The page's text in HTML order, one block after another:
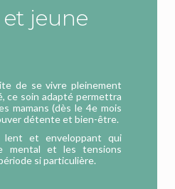
jeune
de se vivre pleinement
ce soin adapté permettra
mamans (dès le 4e mois
détente et bien-être.
lent et enveloppant qui
mental et les tensions
si particulière.